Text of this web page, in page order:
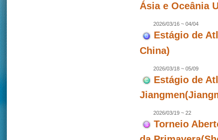
Ásia e Oceânia
2026/03/16 ~ 04/04
Estágio de
China)
2026/03/18 ~ 05/09
Estágio de
2026/03/19 ~ 22
Torneio